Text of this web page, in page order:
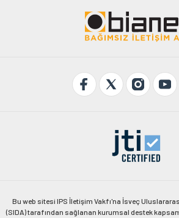
Bu web sitesi IPS İletişim Vakfı'na İsveç
(SIDA) tarafından sağlanan kurumsal destek